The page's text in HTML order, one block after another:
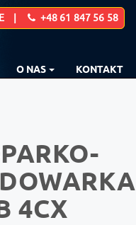
O NAS KONTAKT
| +48 61 847 56 58
4CX